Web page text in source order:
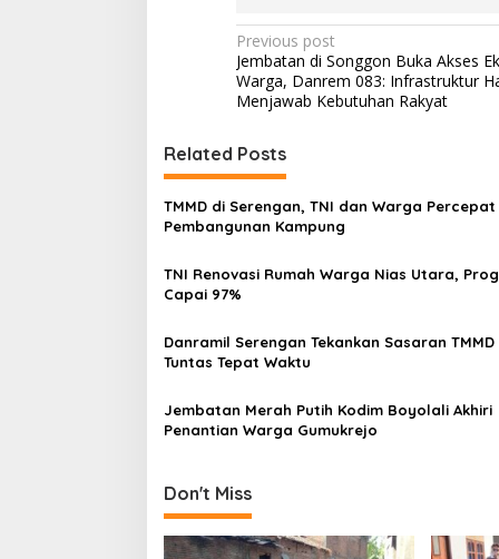
P
o
s
t
n
a
v
i
g
t
o
Previous post
Jembatan di Songgon Buka Akses
Warga, Danrem 083: Infrastruktur
Menjawab Kebutuhan Rakyat
Related Posts
TMMD di Serengan, TNI dan Warga Percepat
Pembangunan Kampung
TNI Renovasi Rumah Warga Nias Utara,
Capai 97%
Danramil Serengan Tekankan Sasaran TMMD
Tuntas Tepat Waktu
Jembatan Merah Putih Kodim Boyolali Akhiri
Penantian Warga Gumukrejo
Don't Miss